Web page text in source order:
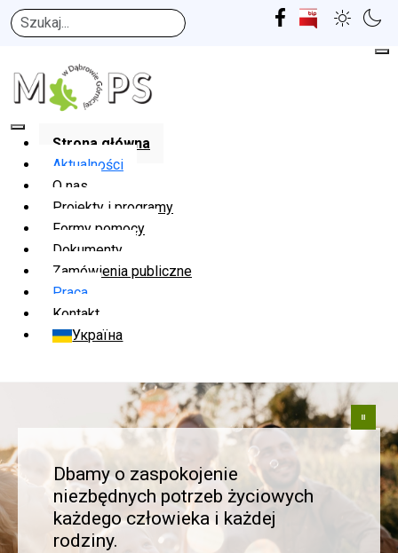
Szukaj
Strona główna
Aktualności
O nas
Projekty i programy
Formy pomocy
Dokumenty
Zamówienia publiczne
Praca
Kontakt
Україна
Dbamy o zaspokojenie
niezbędnych potrzeb życiowych
każdego człowieka i każdej
rodziny.